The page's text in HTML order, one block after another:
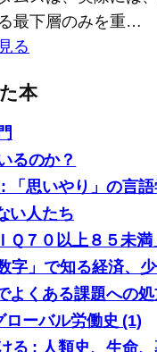
最下層のみを重…
る
本
るのか？
「思いやり」の言
い人たち
７０以上８５未満
字」で知る経済、
よくある課題への
ーバル労働史 (1)
る : 人類史、生命